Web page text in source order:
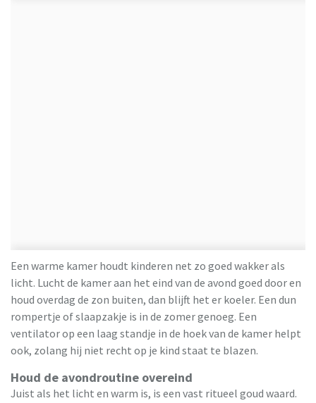
Een warme kamer houdt kinderen net zo goed wakker als
licht. Lucht de kamer aan het eind van de avond goed door en
houd overdag de zon buiten, dan blijft het er koeler. Een dun
rompertje of slaapzakje is in de zomer genoeg. Een
ventilator op een laag standje in de hoek van de kamer helpt
ook, zolang hij niet recht op je kind staat te blazen.
Houd de avondroutine overeind
Juist als het licht en warm is, is een vast ritueel goud waard.